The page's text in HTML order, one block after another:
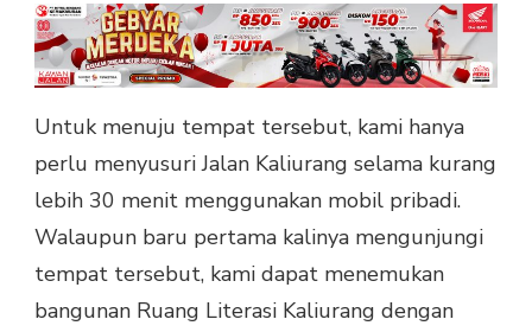
Untuk menuju tempat tersebut, kami hanya
perlu menyusuri Jalan Kaliurang selama kurang
lebih 30 menit menggunakan mobil pribadi.
Walaupun baru pertama kalinya mengunjungi
tempat tersebut, kami dapat menemukan
bangunan Ruang Literasi Kaliurang dengan